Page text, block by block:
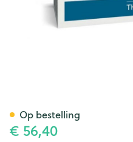
€ 56,40
Op bestelling